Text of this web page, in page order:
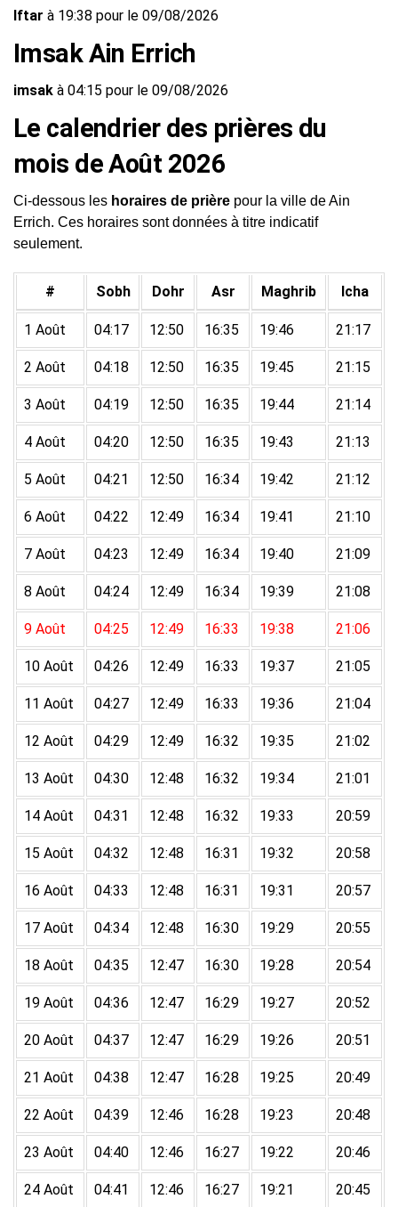
Iftar à 19:38 pour le 09/08/2026
Imsak Ain Errich
imsak à 04:15 pour le 09/08/2026
Le calendrier des prières du
mois de Août 2026
Ci-dessous les horaires de prière pour la ville de Ain
Errich. Ces horaires sont données à titre indicatif
seulement.
# Sobh Dohr Asr Maghrib Icha
1 Août 04:17 12:50 16:35 19:46 21:17
2 Août 04:18 12:50 16:35 19:45 21:15
3 Août 04:19 12:50 16:35 19:44 21:14
4 Août 04:20 12:50 16:35 19:43 21:13
5 Août 04:21 12:50 16:34 19:42 21:12
6 Août 04:22 12:49 16:34 19:41 21:10
7 Août 04:23 12:49 16:34 19:40 21:09
8 Août 04:24 12:49 16:34 19:39 21:08
9 Août 04:25 12:49 16:33 19:38 21:06
10 Août 04:26 12:49 16:33 19:37 21:05
11 Août 04:27 12:49 16:33 19:36 21:04
12 Août 04:29 12:49 16:32 19:35 21:02
13 Août 04:30 12:48 16:32 19:34 21:01
14 Août 04:31 12:48 16:32 19:33 20:59
15 Août 04:32 12:48 16:31 19:32 20:58
16 Août 04:33 12:48 16:31 19:31 20:57
17 Août 04:34 12:48 16:30 19:29 20:55
18 Août 04:35 12:47 16:30 19:28 20:54
19 Août 04:36 12:47 16:29 19:27 20:52
20 Août 04:37 12:47 16:29 19:26 20:51
21 Août 04:38 12:47 16:28 19:25 20:49
22 Août 04:39 12:46 16:28 19:23 20:48
23 Août 04:40 12:46 16:27 19:22 20:46
24 Août 04:41 12:46 16:27 19:21 20:45